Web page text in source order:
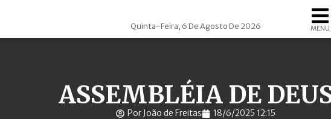
Quinta-Feira, 6 De Agosto De 2026 MENU
ASSEMBLÉIA DE
Por João de Freitas 18/6/2025 12:15